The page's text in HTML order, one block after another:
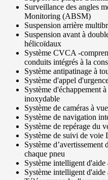
Surveillance des angles
Monitoring (ABSM)
Suspension arrière
Suspension avant à
hélicoïdaux
Système CVCA -
conduits intégrés à la
Système antipatinage à
Système d'appel
Système d'échappement
inoxydable
Système de caméras à
Système de navigation
Système de repérage du
Système de suivi de
Système d’avertissement
chaque pneu
Système intelligent d'aide
Système intelligent d'aide